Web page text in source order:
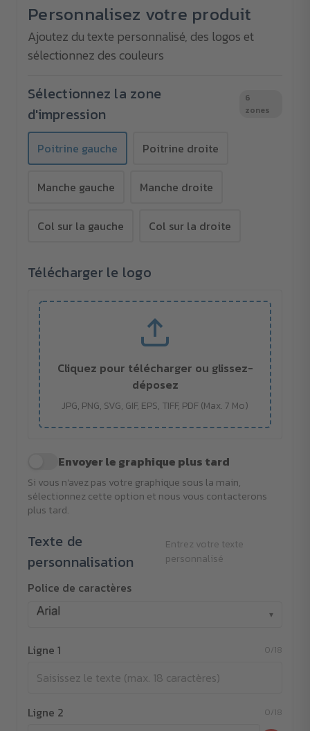
Easy
Care
Fitted
RUSSELL
140
g/m²
brodé
Easy
Care
Fitted
RUSSELL
à
140
g/m²
-
brodé
Personnalisez votre produit
Ajoutez du texte personnalisé, des logos et
sélectionnez des couleurs
Sélectionnez la zone
d'impression
6
zones
Poitrine gauche Poitrine droite
Manche gauche Manche droite
Col sur la gauche Col sur la droite
Télécharger le logo
Cliquez pour télécharger ou glissez-
déposez
JPG, PNG, SVG, GIF, EPS, TIFF, PDF (Max. 7 Mo)
Envoyer le graphique plus tard
Si vous n'avez pas votre graphique sous la main,
sélectionnez cette option et nous vous contacterons
plus tard.
Texte de
personnalisation
Entrez votre texte
personnalisé
Police de caractères
▾
Ligne 1 0/18
Ligne 2 0/18